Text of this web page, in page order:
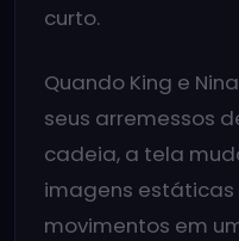
curto.
Quando King e
seus arremessos
cadeia, a tela
imagens estáticas
movimentos em